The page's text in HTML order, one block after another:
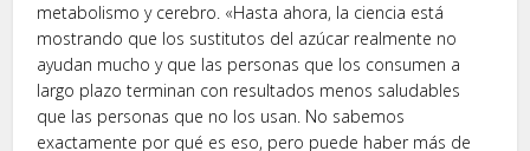
metabolismo y cerebro. «Hasta ahora, la ciencia está
mostrando que los sustitutos del azúcar realmente no
ayudan mucho y que las personas que los consumen a
largo plazo terminan con resultados menos saludables
que las personas que no los usan. No sabemos
exactamente por qué es eso, pero puede haber más de